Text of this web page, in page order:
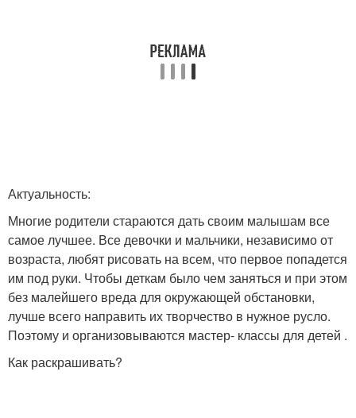
Актуальность:
Многие родители стараются дать своим малышам все
самое лучшее. Все девочки и мальчики, независимо от
возраста, любят рисовать на всем, что первое попадется
им под руки. Чтобы деткам было чем заняться и при этом
без малейшего вреда для окружающей обстановки,
лучше всего направить их творчество в нужное русло.
Поэтому и организовываются мастер- классы для детей .
Как раскрашивать?